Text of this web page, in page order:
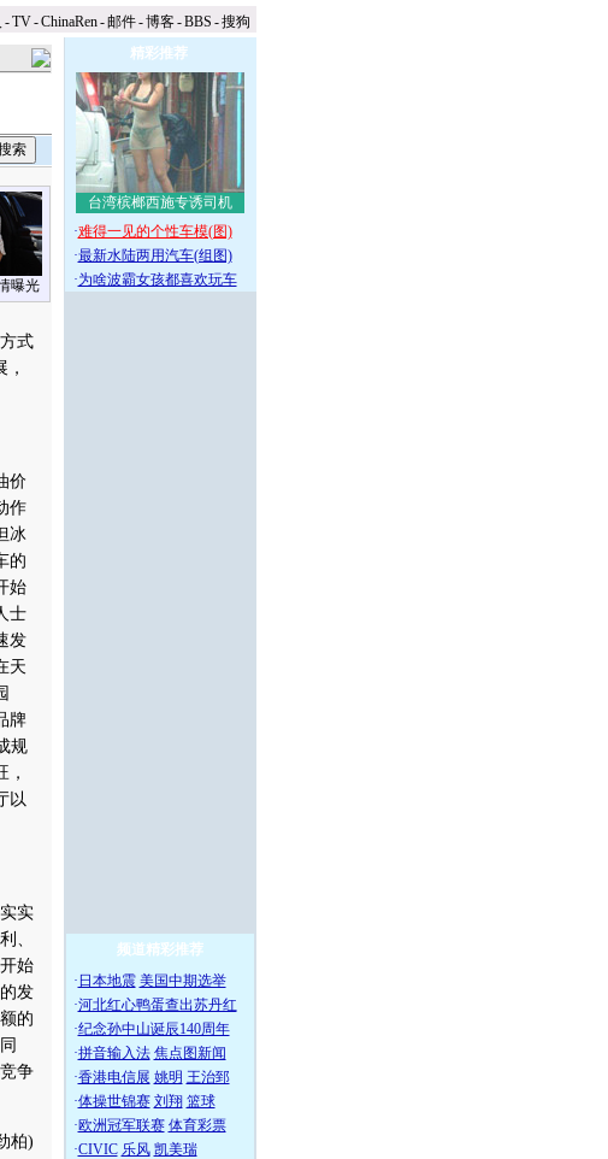
-TV-ChinaRen-邮件-博客-BBS -搜狗
曝光
式
价
作
冰
的
始
士
发
天
牌
规
，
以
实
、
始
发
的
争
柏)
精彩推荐
台湾槟榔西施专诱司机
·难得一见的个性车模(图)
·最新水陆两用汽车(组图)
·为啥波霸女孩都喜欢玩车
频道精彩推荐
· 日本地震 美国中期选举
·河北红心鸭蛋查出苏丹红
·纪念孙中山诞辰140周年
·拼音输入法 焦点图新闻
·香港电信展 姚明 王治郅
·体操世锦赛 刘翔 篮球
·欧洲冠军联赛 体育彩票
·CIVIC 乐风 凯美瑞